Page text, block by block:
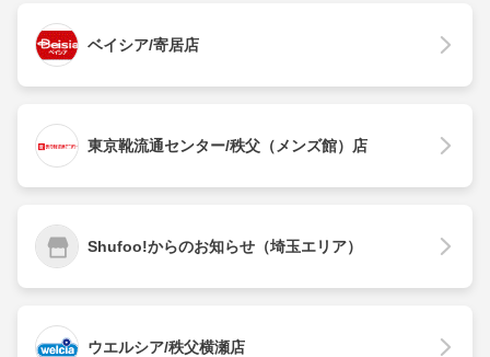
ベイシア/寄居店
東京靴流通センター/秩父（メンズ館）店
Shufoo!からのお知らせ（埼玉エリア）
ウエルシア/秩父横瀬店